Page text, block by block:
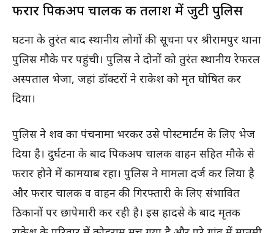
फरार पिकअप चालक की तलाश में जुटी पुलिस
घटना के तुरंत बाद स्थानीय लोगों की सूचना पर श्रीरामपुर थाना
पुलिस मौके पर पहुंची। पुलिस ने दोनों को तुरंत स्थानीय रेफरल
अस्पताल भेजा, जहां डॉक्टरों ने राकेश को मृत घोषित कर
दिया।
पुलिस ने शव का पंचनामा भरकर उसे पोस्टमार्टम के लिए भेज
दिया है। दुर्घटना के बाद पिकअप चालक वाहन सहित मौके से
फरार होने में कामयाब रहा। पुलिस ने मामला दर्ज कर लिया है
और फरार चालक व वाहन की गिरफ्तारी के लिए संभावित
ठिकानों पर छापेमारी कर रही है। इस हादसे के बाद मृतक